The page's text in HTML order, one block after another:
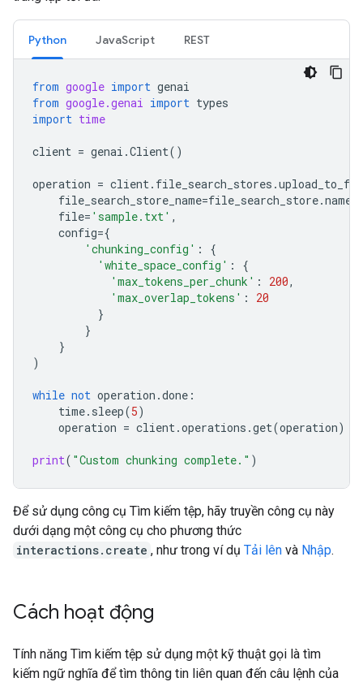
Python JavaScript REST
from google import genai
from google.genai import types
import time
client = genai .Client()
operation = client. file_search_stores .
file_search_store_name=file_search_store.name
file= 'sample.txt' ,
config={
'chunking_config' :
{
'white_space_config' :
{
'max_tokens_per_chunk' : 200,
'max_overlap_tokens' :
20
}
}
}
)
while not operation .done :
time. sleep(5)
operation = client.operations .get(operation)
print( "Custom chunking complete." )
Để sử dụng công cụ Tìm kiếm tệp, hãy truyền công cụ này
dưới dạng một công cụ cho phương thức
interactions.create , như trong ví dụ Tải lên và Nhập.
Cách hoạt động
Tính năng Tìm kiếm tệp sử dụng một kỹ thuật gọi là tìm
kiếm ngữ nghĩa để tìm thông tin liên quan đến câu lệnh của